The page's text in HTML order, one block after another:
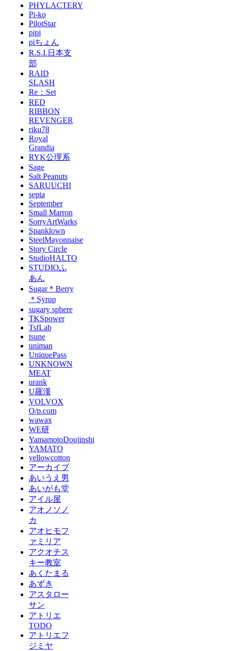
PHYLACTERY
Pi-ko
PilotStar
pipi
piちょん
R.S.I.日本支
部
RAID
SLASH
Re：Set
RED
RIBBON
REVENGER
riku78
Royal
Grandia
RYK公理系
Sage
Salt Peanuts
SARUUCHI
septa
September
Small Marron
SorryArtWarks
Spanklown
SteelMayonnaise
Story Circle
StudioHALTO
STUDIOふ
あん
Sugar＊Berry
＊Syrup
sugary sphere
TKSpower
TsfLab
tsune
uniman
UniquePass
UNKNOWN
MEAT
urank
U羅漢
VOLVOX
O/p.com
wawax
WE研
YamamotoDoujinshi
YAMATO
yellowcotton
アーカイブ
あいうえ男
あいがも堂
アイル屋
アオノソノ
カ
アオヒモフ
ァミリア
アクオチス
キー教室
あくたまる
あずき
アスタロー
サン
アトリエ
TODO
アトリエフ
ジミヤ